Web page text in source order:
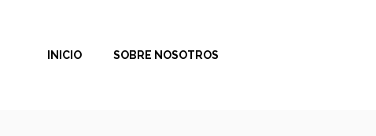
contenidoINICIO SOBRE NOSOTROS